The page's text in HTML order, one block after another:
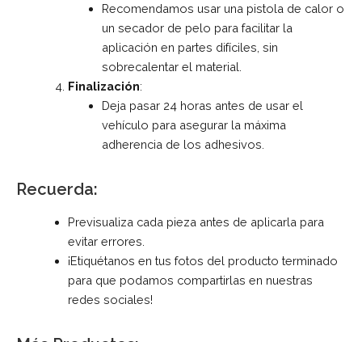
Recomendamos usar una pistola de calor o
un secador de pelo para facilitar la
aplicación en partes difíciles, sin
sobrecalentar el material.
Finalización:
Deja pasar 24 horas antes de usar el
vehículo para asegurar la máxima
adherencia de los adhesivos.
Recuerda:
Previsualiza cada pieza antes de aplicarla para
evitar errores.
¡Etiquétanos en tus fotos del producto terminado
para que podamos compartirlas en nuestras
redes sociales!